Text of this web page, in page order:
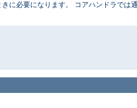
に必要になります。 コアハンドラでは